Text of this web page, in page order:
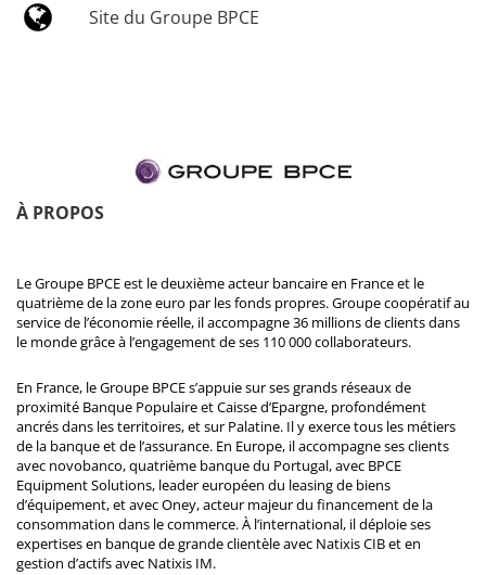
Site du Groupe BPCE
À PROPOS
Le Groupe BPCE est le deuxième acteur bancaire en France et le
quatrième de la zone euro par les fonds propres. Groupe coopératif au
service de l’économie réelle, il accompagne 36 millions de clients dans
le monde grâce à l’engagement de ses 110 000 collaborateurs.
En France, le Groupe BPCE s’appuie sur ses grands réseaux de
proximité Banque Populaire et Caisse d’Epargne, profondément
ancrés dans les territoires, et sur Palatine. Il y exerce tous les métiers
de la banque et de l’assurance. En Europe, il accompagne ses clients
avec novobanco, quatrième banque du Portugal, avec BPCE
Equipment Solutions, leader européen du leasing de biens
d’équipement, et avec Oney, acteur majeur du financement de la
consommation dans le commerce. À l’international, il déploie ses
expertises en banque de grande clientèle avec Natixis CIB et en
gestion d’actifs avec Natixis IM.